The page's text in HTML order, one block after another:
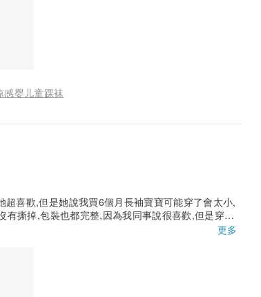
婴儿童踝袜
喜歡,但是她說我買6個月長袖寶寶可能穿了會太小,
撕掉,包裝也都完整,因為我同事說很喜歡,但是穿不
更多